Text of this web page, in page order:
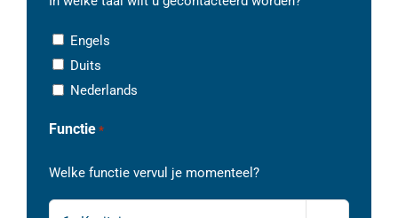
Engels
Duits
Nederlands
Functie *
Welke functie vervul je momenteel?